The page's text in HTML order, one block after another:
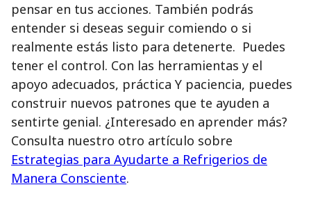
pensar en tus acciones. También podrás
entender si deseas seguir comiendo o si
realmente estás listo para detenerte. Puedes
tener el control. Con las herramientas y el
apoyo adecuados, práctica Y paciencia, puedes
construir nuevos patrones que te ayuden a
sentirte genial. ¿Interesado en aprender más?
Consulta nuestro otro artículo sobre
Estrategias para Ayudarte a Refrigerios de
Manera Consciente.